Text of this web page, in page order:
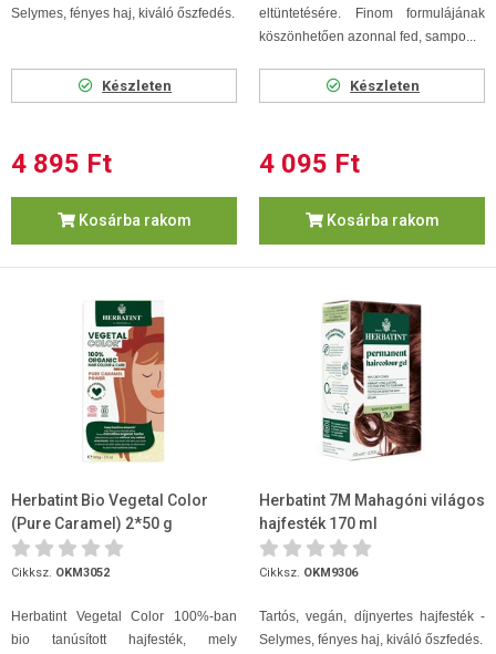
Selymes, fényes haj, kiváló őszfedés.
Készleten
4 895 Ft
Kosárba rakom
eltüntetésére. Finom formulájának
köszönhetően azonnal fed, sampo...
Készleten
4 095 Ft
Kosárba rakom
Herbatint Bio Vegetal Color
(Pure Caramel) 2*50 g
Cikksz. OKM3052
Herbatint Vegetal Color 100%-ban
bio tanúsított hajfesték, mely
Herbatint 7M Mahagóni világos
hajfesték 170 ml
Cikksz. OKM9306
Tartós, vegán, díjnyertes hajfesték -
Selymes, fényes haj, kiváló őszfedés.